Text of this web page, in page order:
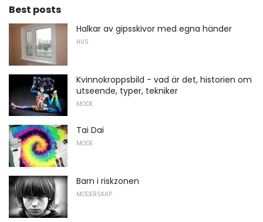
Best posts
Halkar av gipsskivor med egna händer
HUS
Kvinnokroppsbild - vad är det, historien om
utseende, typer, tekniker
MODE
Tai Dai
MODE
Barn i riskzonen
MODERSKAP